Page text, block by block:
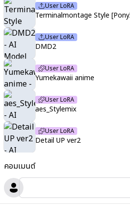
คอมเมนต์
User LoRA
Terminalmontage Style
User LoRA
DMD2
User LoRA
Yumekawaii anime
User LoRA
aes_Stylemix
User LoRA
Detail UP ver2